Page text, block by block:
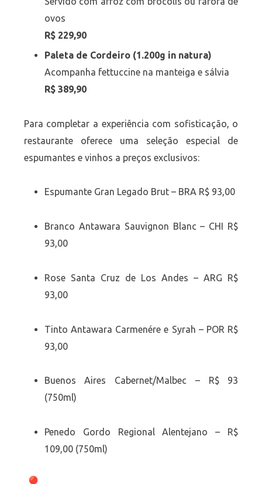
ovos
R$ 229,90
Paleta de Cordeiro (1.200g in natura)
Acompanha fettuccine na manteiga e sálvia
R$ 389,90
Para completar a experiência com sofisticação, o
restaurante oferece uma seleção especial de
espumantes e vinhos a preços exclusivos:
Espumante Gran Legado Brut – BRA R$ 93,00
Branco Antawara Sauvignon Blanc – CHI R$
93,00
Rose Santa Cruz de Los Andes – ARG R$
93,00
Tinto Antawara Carmenére e Syrah – POR R$
93,00
Buenos Aires Cabernet/Malbec – R$ 93
(750ml)
Penedo Gordo Regional Alentejano – R$
109,00 (750ml)